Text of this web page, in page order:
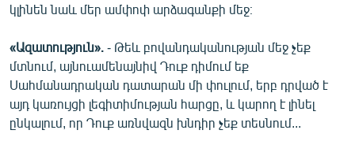
կլինեն նաև մեր ամփոփ արձագանքի մեջ։
«Ազատություն». - Թեև բովանդականության մեջ չեք
մտնում, այնուամենայնիվ Դուք դիմում եք
Սահմանադրական դատարան մի փուլում, երբ դրված է
այդ կառույցի լեգիտիմության հարցը, և կարող է լինել
ընկալում, որ Դուք առնվազն խնդիր չեք տեսնում...